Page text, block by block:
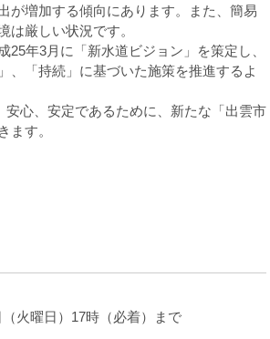
が増加する傾向にあります。また、簡易
は厳しい状況です。
年3月に「新水道ビジョン」を策定し、
、「持続」に基づいた施策を推進するよ
心、安定であるために、新たな「出雲市
ます。
火曜日）17時（必着）まで